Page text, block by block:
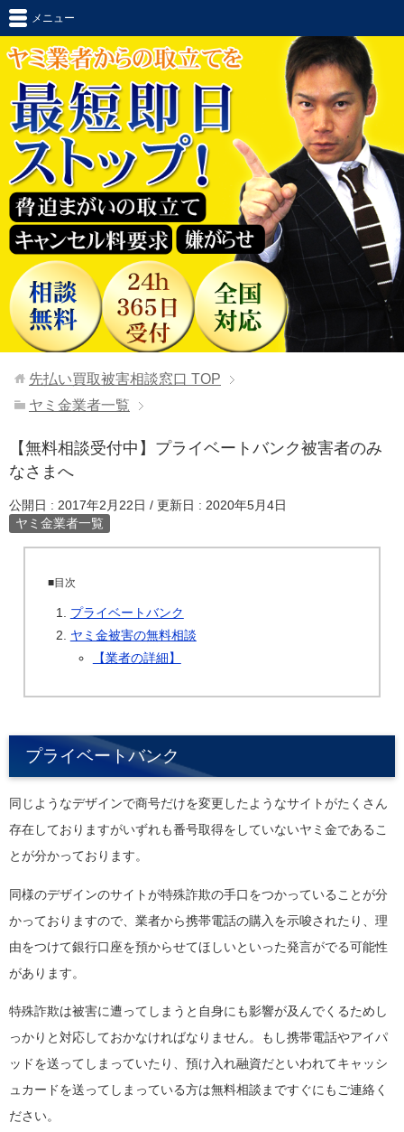
メニュー
先払い買取被害相談窓口 TOP
ヤミ金業者一覧
【無料相談受付中】プライベートバンク被害者のみ
なさまへ
公開日 : 2017年2月22日 / 更新日 : 2020年5月4日
ヤミ金業者一覧
■目次
プライベートバンク
ヤミ金被害の無料相談
【業者の詳細】
プライベートバンク
同じようなデザインで商号だけを変更したようなサイトがたくさん
存在しておりますがいずれも番号取得をしていないヤミ金であるこ
とが分かっております。
同様のデザインのサイトが特殊詐欺の手口をつかっていることが分
かっておりますので、業者から携帯電話の購入を示唆されたり、理
由をつけて銀行口座を預からせてほしいといった発言がでる可能性
があります。
特殊詐欺は被害に遭ってしまうと自身にも影響が及んでくるためし
っかりと対応しておかなければなりません。もし携帯電話やアイパ
ッドを送ってしまっていたり、預け入れ融資だといわれてキャッシ
ュカードを送ってしまっている方は無料相談まですぐにもご連絡く
ださい。